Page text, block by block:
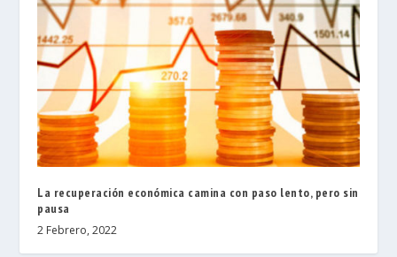
La recuperación económica camina con paso lento, pero sin
pausa
2 Febrero, 2022